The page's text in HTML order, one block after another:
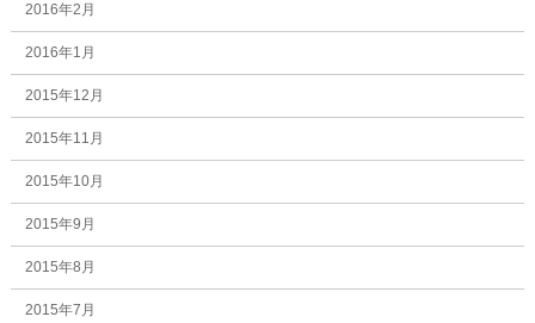
2016年2月
2016年1月
2015年12月
2015年11月
2015年10月
2015年9月
2015年8月
2015年7月